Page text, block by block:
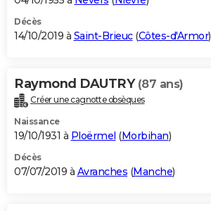
Décès
14/10/2019 à Saint-Brieuc(Côtes-d'Armor)
Raymond DAUTRY (87 ans)
Créer une cagnotte obsèques
Naissance
19/10/1931 à Ploërmel (Morbihan)
Décès
07/07/2019 à Avranches (Manche)